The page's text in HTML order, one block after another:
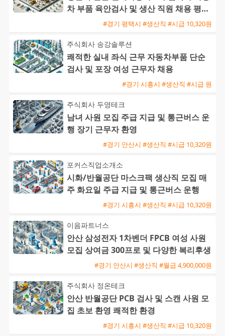
차 부품 육안검사 및 생산 직원 채용 평택
통근버스 운행#경기 평택시 #생산직 #시급 10,320원
주식회사 송강솔루션
쾌적한 실내 좌식 근무 자동차부품 단순
검사 및 포장 여성 근무자 채용
#경기 시흥시 #생산직 #시급 원
주식회사 두영테크
남녀 사원 모집 주급 지급 및 통근버스 운
행 장기 근무자 환영
#경기 안산시 #생산직 #시급 10,320원
포커스직업소개소
시화/반월공단 마스크팩 생산직 모집 매
주 화요일 주급 지급 및 통근버스 운행
#경기 시흥시 #생산직 #시급 10,320원
이음파트너스
안산 삼성전자 1차벤더 FPCB 여성 사원
모집 상여금 300프로 및 다양한 복리후생
#경기 안산시 #생산직 #월급 4,900,000원
주식회사 정온테크
안산 반월공단 PCB 검사 및 스캔 사원 모
집 초보 환영 쾌적한 환경
#경기 시흥시 #생산직 #시급 10,320원